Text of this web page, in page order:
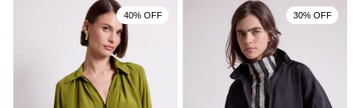
40% OFF 30% OFF